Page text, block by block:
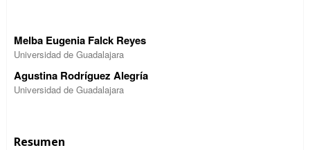
Melba Eugenia Falck Reyes
Universidad de Guadalajara
Agustina Rodríguez Alegría
Universidad de Guadalajara
Resumen